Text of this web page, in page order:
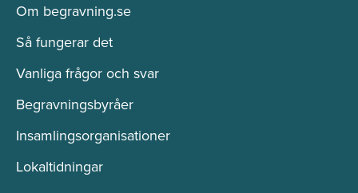
Om begravning.se
Så fungerar det
Vanliga frågor och svar
Begravningsbyråer
Insamlingsorganisationer
Lokaltidningar